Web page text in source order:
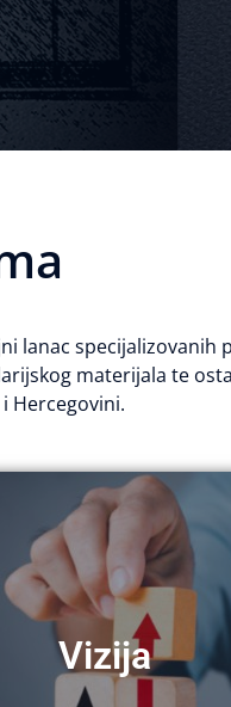
lanac
materijala te
Hercegovini.
Vizija
d.d. će
tradiciju svoga
trendove i odgovarajući
kupaca postati
Nudeći ekvivalent kvaliteta
proizvoda iz ponude želimo
VAŠ PRVI, PRAVI IZBOR.